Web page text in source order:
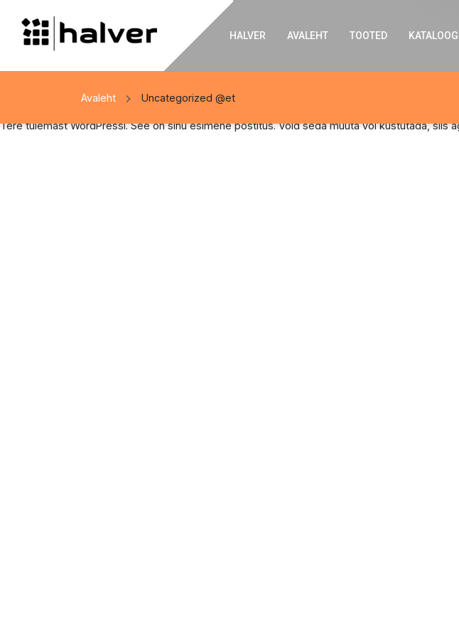
HALVER AVALEHT TOOTED
Avaleht Uncategorized @et
Tere tulemast WordPressi. See on sinu esimene postitus. Võid seda muuta või kustutada, siis